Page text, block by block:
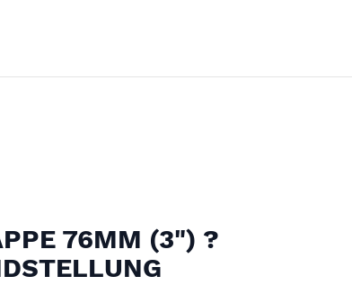
76MM (3") ?